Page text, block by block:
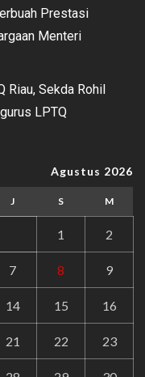
Prestasi
Menteri
Riau, Sekda Rohil
LPTQ
Agustus 2026
J S M
1 2
7 8 9
14 15 16
21 22 23